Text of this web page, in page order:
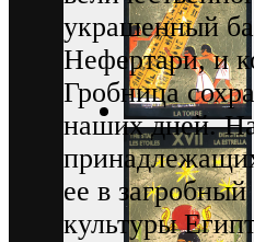
украшенный
Нефертари, и
Гробница
наших дней.
ее в
культуры